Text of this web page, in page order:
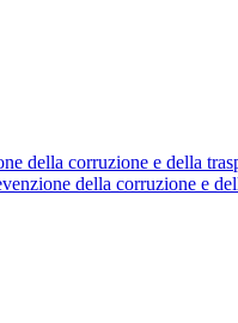
della corruzione e della
della corruzione e